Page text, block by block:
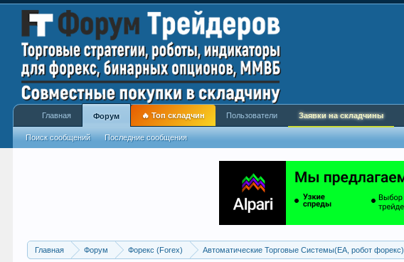
Главная Форум Форекс (Forex) Автоматические Торговые Системы(EA, робот форекс)
Главная Форум
Поиск сообщений Последние сообщения
🔥 Топ складчин Пользователи Заявки на складчины